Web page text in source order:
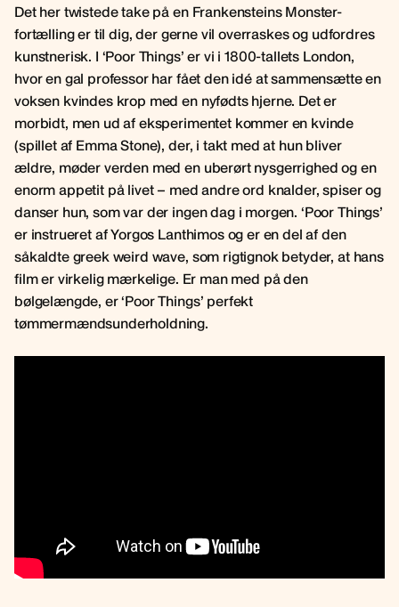
Det her twistede take på en Frankensteins Monster-
fortælling er til dig, der gerne vil overraskes og udfordres
kunstnerisk. I ‘Poor Things’ er vi i 1800-tallets London,
hvor en gal professor har fået den idé at sammensætte en
voksen kvindes krop med en nyfødts hjerne. Det er
morbidt, men ud af eksperimentet kommer en kvinde
(spillet af Emma Stone), der, i takt med at hun bliver
ældre, møder verden med en uberørt nysgerrighed og en
enorm appetit på livet – med andre ord knalder, spiser og
danser hun, som var der ingen dag i morgen. ‘Poor Things’
er instrueret af Yorgos Lanthimos og er en del af den
såkaldte greek weird wave, som rigtignok betyder, at hans
film er virkelig mærkelige. Er man med på den
bølgelængde, er ‘Poor Things’ perfekt
tømmermændsunderholdning.